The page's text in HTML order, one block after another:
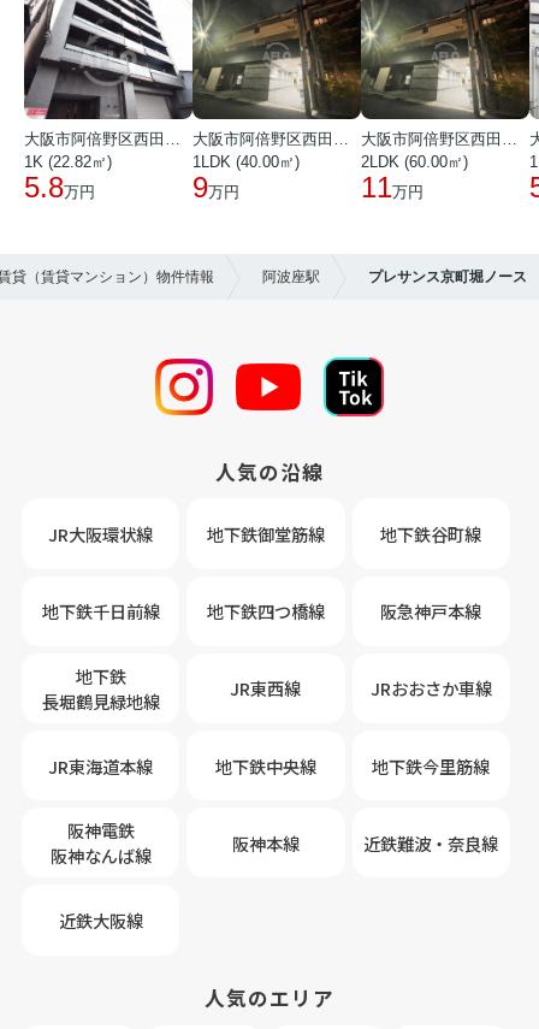
大阪市阿倍野区西田辺町１丁目
1K (22.82㎡)
5.8万円
大阪市阿倍野区西田辺町１丁目
1LDK (40.00㎡)
9万円
大阪市阿倍野区西田辺町１丁目
2LDK (60.00㎡)
11万円
貸（賃貸マンション）物件情報 阿波座駅 プレサンス京町堀ノース
人気の沿線
JR大阪環状線 地下鉄御堂筋線 地下鉄谷町線
地下鉄千日前線 地下鉄四つ橋線 阪急神戸本線
地下鉄
長堀鶴見緑地線
JR東西線 JRおおさか車線
JR東海道本線 地下鉄中央線 地下鉄今里筋線
阪神電鉄
阪神なんば線
阪神本線 近鉄難波・奈良線
近鉄大阪線
人気のエリア